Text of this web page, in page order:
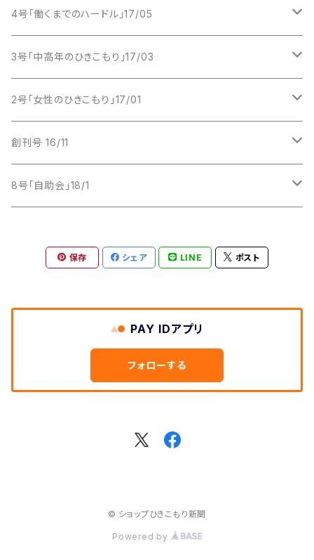
2017年 3月号
PDF版
紙版
PDF版
4号「働くまでのハードル」17/05
紙版
PDF版
3号「中高年のひきこもり」17/03
紙版
PDF版
2号「女性のひきこもり」17/01
紙版
PDF版
創刊号 16/11
紙版
8号「自助会」18/1
保存 シェア LINE ポスト
PAY IDアプリ
フォローする
© ショップひきこもり新聞
Powered by